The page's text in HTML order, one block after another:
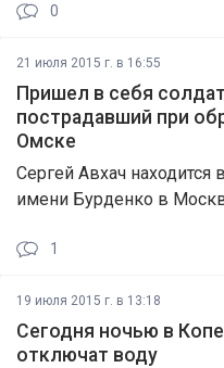
0
21 июля 2015 г. в 16:55
Пришел в себя
пострадавший при
Омске
Сергей Авхач находится
имени Бурденко в
1
19 июля 2015 г. в 13:18
Сегодня ночью в
отключат воду